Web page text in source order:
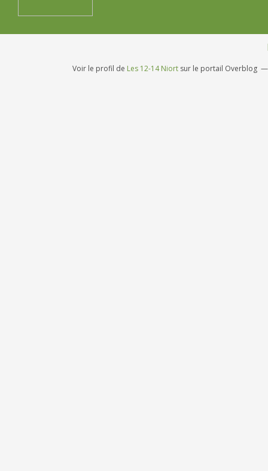
Voir le profil de Les 12-14 Niort sur le portail Overblog